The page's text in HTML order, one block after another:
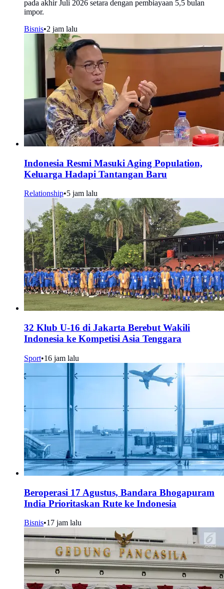
pada akhir Juli 2026 setara dengan pembiayaan 5,5 bulan
impor.
Bisnis•2 jam lalu
Indonesia Resmi Masuki Aging Population,
Keluarga Hadapi Tantangan Baru
Relationship•5 jam lalu
32 Klub U-16 di Jakarta Berebut Wakili
Indonesia ke Kompetisi Asia Tenggara
Sport•16 jam lalu
Beroperasi 17 Agustus, Bandara Bhogapuram
India Prioritaskan Rute ke Indonesia
Bisnis•17 jam lalu